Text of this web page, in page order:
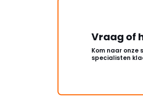
Vraag of
Kom naar onze
specialisten